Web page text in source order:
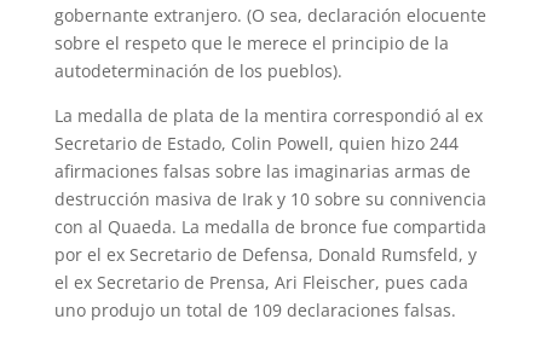
gobernante extranjero. (O sea, declaración elocuente
sobre el respeto que le merece el principio de la
autodeterminación de los pueblos).
La medalla de plata de la mentira correspondió al ex
Secretario de Estado, Colin Powell, quien hizo 244
afirmaciones falsas sobre las imaginarias armas de
destrucción masiva de Irak y 10 sobre su connivencia
con al Quaeda. La medalla de bronce fue compartida
por el ex Secretario de Defensa, Donald Rumsfeld, y
el ex Secretario de Prensa, Ari Fleischer, pues cada
uno produjo un total de 109 declaraciones falsas.